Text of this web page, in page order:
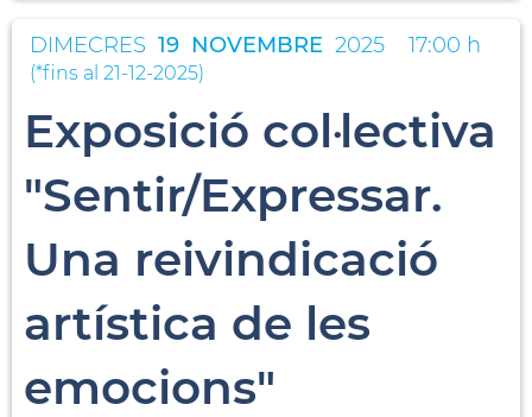
DIMECRES 19 NOVEMBRE 2025 17:00 h
(*fins al 21-12-2025)
Exposició col·lectiva
"Sentir/Expressar.
Una reivindicació
artística de les
emocions"